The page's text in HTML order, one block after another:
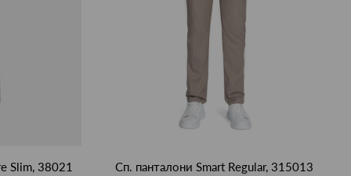
Slim, 38021 Сп. панталони Smart Regular, 315013